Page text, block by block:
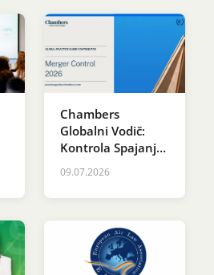
Chambers
Globalni Vodič:
Kontrola Spajanja
2026
09.07.2026